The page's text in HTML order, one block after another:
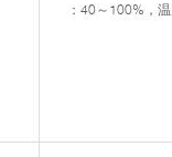
：40～100%，